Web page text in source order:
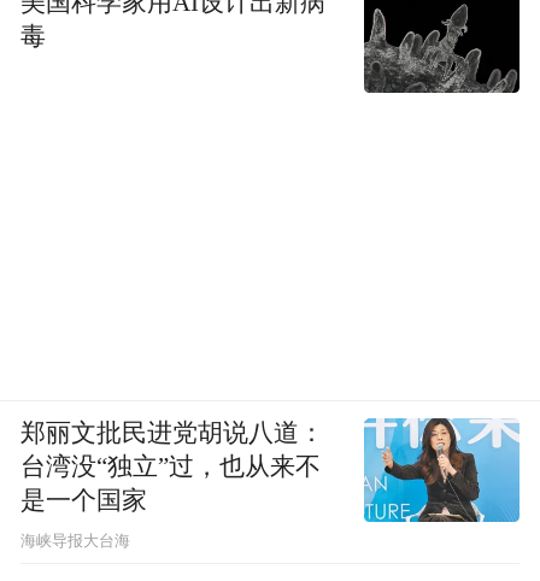
毒
郑丽文批民进党胡说八道：
台湾没“独立”过，也从来不
是一个国家
​海峡导报大台海